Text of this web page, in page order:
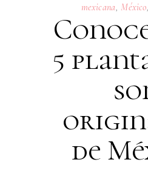
mexicana México
5
de